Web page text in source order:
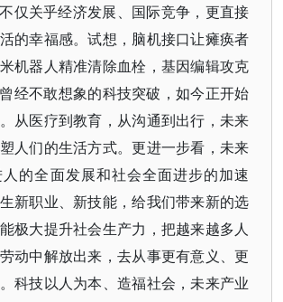
仅关乎经济发展、国际竞争，更直接
的幸福感。试想，脑机接口让瘫痪者
机器人精准清除血栓，基因编辑攻克
经不敢想象的科技突破，如今正开始
从医疗到教育，从沟通到出行，未来
人们的生活方式。更进一步看，未来
的全面发展和社会全面进步的加速
新职业、新技能，给我们带来新的选
极大提升社会生产力，把越来越多人
动中解放出来，去从事更有意义、更
科技以人为本、造福社会，未来产业